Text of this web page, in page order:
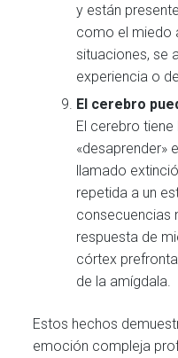
y están
como el miedo
situaciones, se
experiencia o
El cerebro
El cerebro
«desaprender»
llamado
repetida a un
consecuencias
respuesta de
córtex
de la amígdala.
Estos hechos
emoción compleja